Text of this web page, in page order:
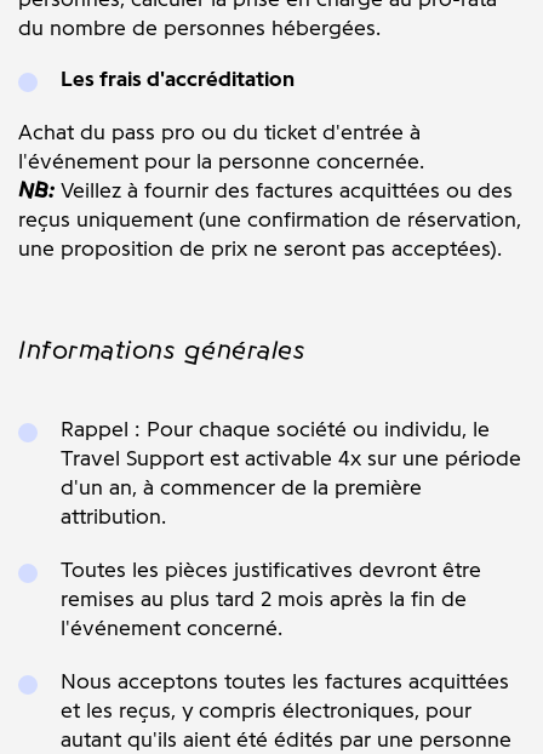
du nombre de personnes hébergées.
Les frais d'accréditation
Achat du pass pro ou du ticket d'entrée à
l'événement pour la personne concernée.
NB: Veillez à fournir des factures acquittées ou des
reçus uniquement (une confirmation de réservation,
une proposition de prix ne seront pas acceptées).
Informations générales
Rappel : Pour chaque société ou individu, le
Travel Support est activable 4x sur une période
d'un an, à commencer de la première
attribution.
Toutes les pièces justificatives devront être
remises au plus tard 2 mois après la fin de
l'événement concerné.
Nous acceptons toutes les factures acquittées
et les reçus, y compris électroniques, pour
autant qu'ils aient été édités par une personne